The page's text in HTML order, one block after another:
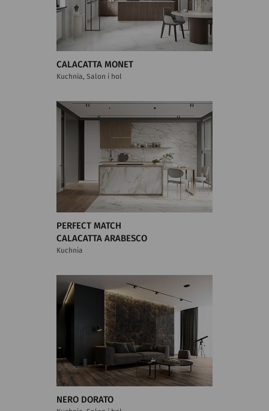
CALACATTA MONET
Kuchnia, Salon i hol
PERFECT MATCH
CALACATTA ARABESCO
Kuchnia
NERO DORATO